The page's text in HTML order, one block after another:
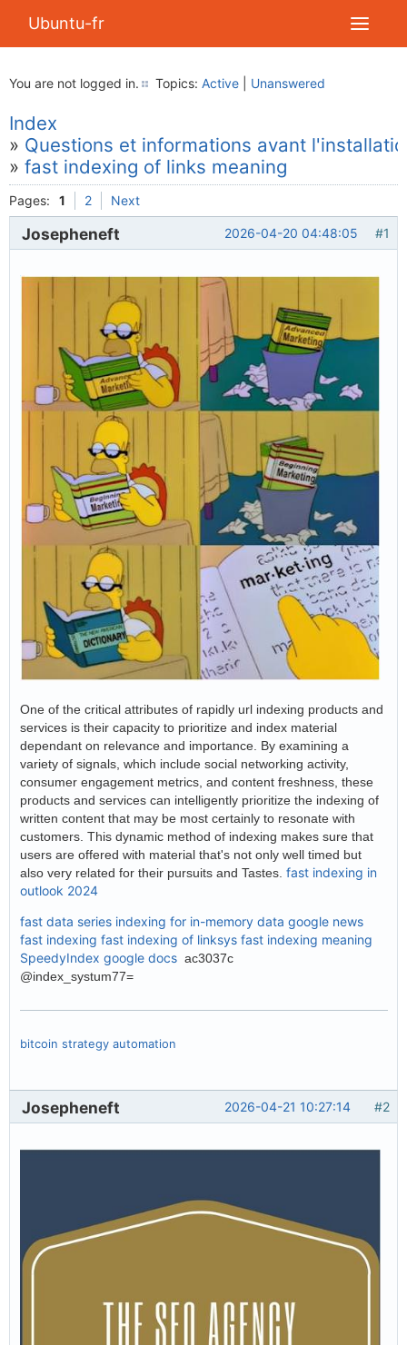
Ubuntu-fr
You are not logged in. Topics: Active Unanswered
Index
» Questions et informations avant
» fast indexing of links meaning
Pages: 1 2 Next
#1
2026-04-20 04:48:05
Josepheneft
One of the critical attributes of rapidly url indexing products and
services is their capacity to prioritize and index material
dependant on relevance and importance. By examining a
variety of signals, which include social networking activity,
consumer engagement metrics, and content freshness, these
products and services can intelligently prioritize the indexing of
written content that may be most certainly to resonate with
customers. This dynamic method of indexing makes sure that
users are offered with material that's not only well timed but
also very related for their pursuits and Tastes. fast indexing in
outlook 2024
fast data series indexing for in-memory data google news
fast indexing fast indexing of linksys fast indexing meaning
SpeedyIndex google docs ac3037c
@index_systum77=
bitcoin strategy automation
#2
2026-04-21 10:27:14
Josepheneft